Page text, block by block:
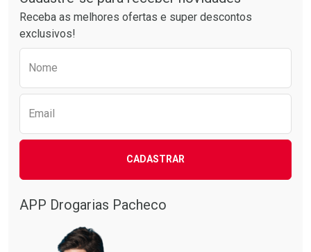
Receba as melhores ofertas e super descontos
exclusivos!
Nome
Email
CADASTRAR
APP Drogarias Pacheco